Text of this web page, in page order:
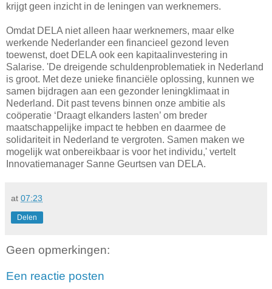
krijgt geen inzicht in de leningen van werknemers.
Omdat DELA niet alleen haar werknemers, maar elke
werkende Nederlander een financieel gezond leven
toewenst, doet DELA ook een kapitaalinvestering in
Salarise. 'De dreigende schuldenproblematiek in Nederland
is groot. Met deze unieke financiële oplossing, kunnen we
samen bijdragen aan een gezonder leningklimaat in
Nederland. Dit past tevens binnen onze ambitie als
coöperatie ‘Draagt elkanders lasten’ om breder
maatschappelijke impact te hebben en daarmee de
solidariteit in Nederland te vergroten. Samen maken we
mogelijk wat onbereikbaar is voor het individu,' vertelt
Innovatiemanager Sanne Geurtsen van DELA.
at 07:23
Delen
Geen opmerkingen:
Een reactie posten